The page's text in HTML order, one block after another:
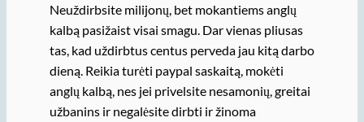
Neuždirbsite milijonų, bet mokantiems anglų
kalbą pasižaist visai smagu. Dar vienas pliusas
tas, kad uždirbtus centus perveda jau kitą darbo
dieną. Reikia turėti paypal saskaitą, mokėti
anglų kalbą, nes jei privelsite nesamonių, greitai
užbanins ir negalėsite dirbti ir žinoma